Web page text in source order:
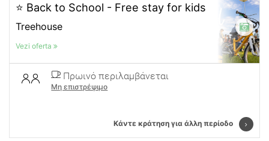
⭐ Back to School - Free stay for kids
Treehouse
Vezi oferta
Πρωινό περιλαμβάνεται
Μη επιστρέψιμο
Κάντε κράτηση για άλλη περίοδο